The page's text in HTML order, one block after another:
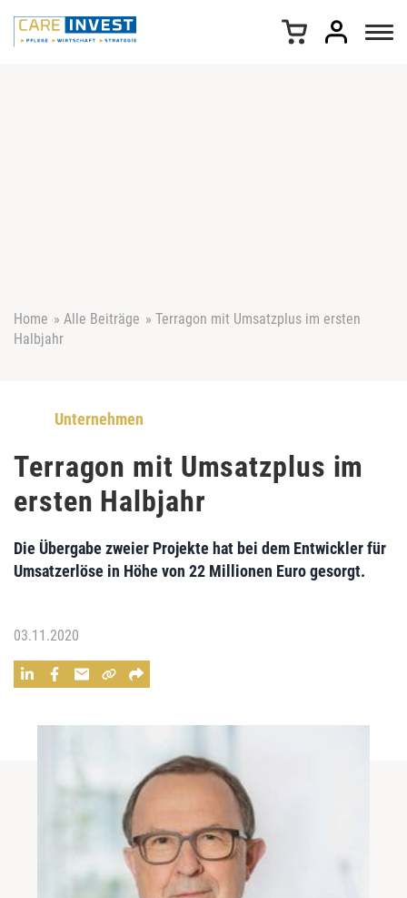
Home » Alle Beiträge » Terragon mit Umsatzplus im ersten
Halbjahr
Unternehmen
Terragon mit Umsatzplus im
ersten Halbjahr
Die Übergabe zweier Projekte hat bei dem Entwickler für
Umsatzerlöse in Höhe von 22 Millionen Euro gesorgt.
03.11.2020